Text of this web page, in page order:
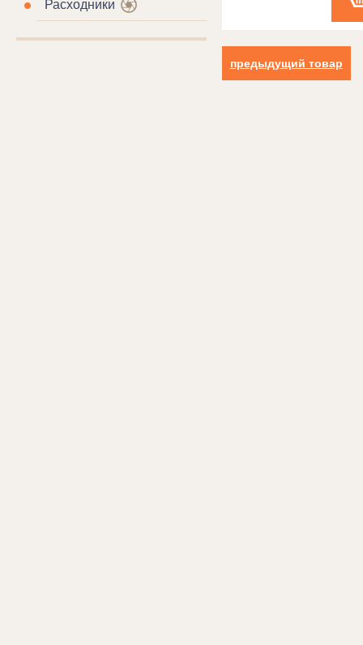
Расходники
предыдущий товар